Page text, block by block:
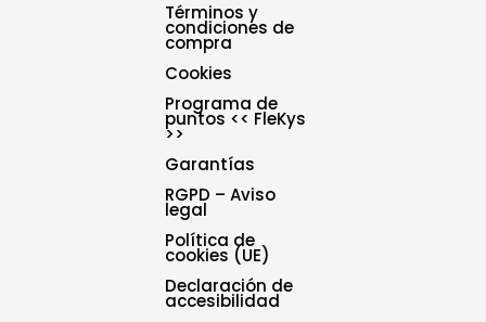
Términos y
condiciones de
compra
Cookies
Programa de
puntos << FleKys
>>
Garantías
RGPD – Aviso
legal
Política de
cookies (UE)
Declaración de
accesibilidad